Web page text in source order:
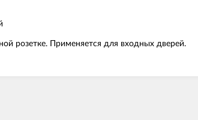
розетке. Применяется для входных дверей.